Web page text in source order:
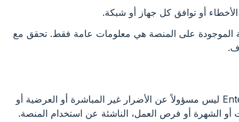
الموجودة على المنصة هي معلومات عامة فقط. تحقق مع
10.1 إلى أقصى حد يسمح به القانون الجامايكي، EnterJamaica ليس مسؤولاً عن الأضرار غير المباشرة أو العرضية أو
أو الشهرة أو فرص العمل، الناشئة عن استخدام المنصة.